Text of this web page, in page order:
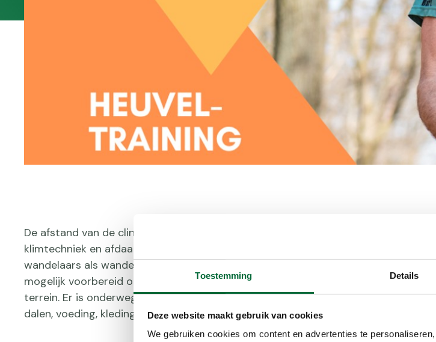
Toestemming Details
Deze website maakt gebruik van cookies
We gebruiken cookies om content en advertenties te
De afstand van de clinic is rond de 12-14 km en heeft 350 hoogtemeters. De
klimtechniek en afdaaltechniek van wandelen en is daarmee echt bedoeld voor
wandelaars als wandelaars die al gewandeld hebben in heuvelachtig terrein. Zo
mogelijk voorbereid op een uitdaging als een huttentocht of een
terrein. Er is onderweg aandacht voor techniek, krachtoefeningen, tactiek van het
dalen, voeding, kleding en uitrusting. En vanzelfsprekend is er ruimte voor